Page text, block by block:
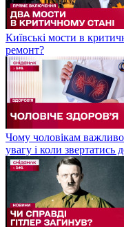
Київські мости в
ремонт?
Чому чоловікам
увагу і коли звертатись